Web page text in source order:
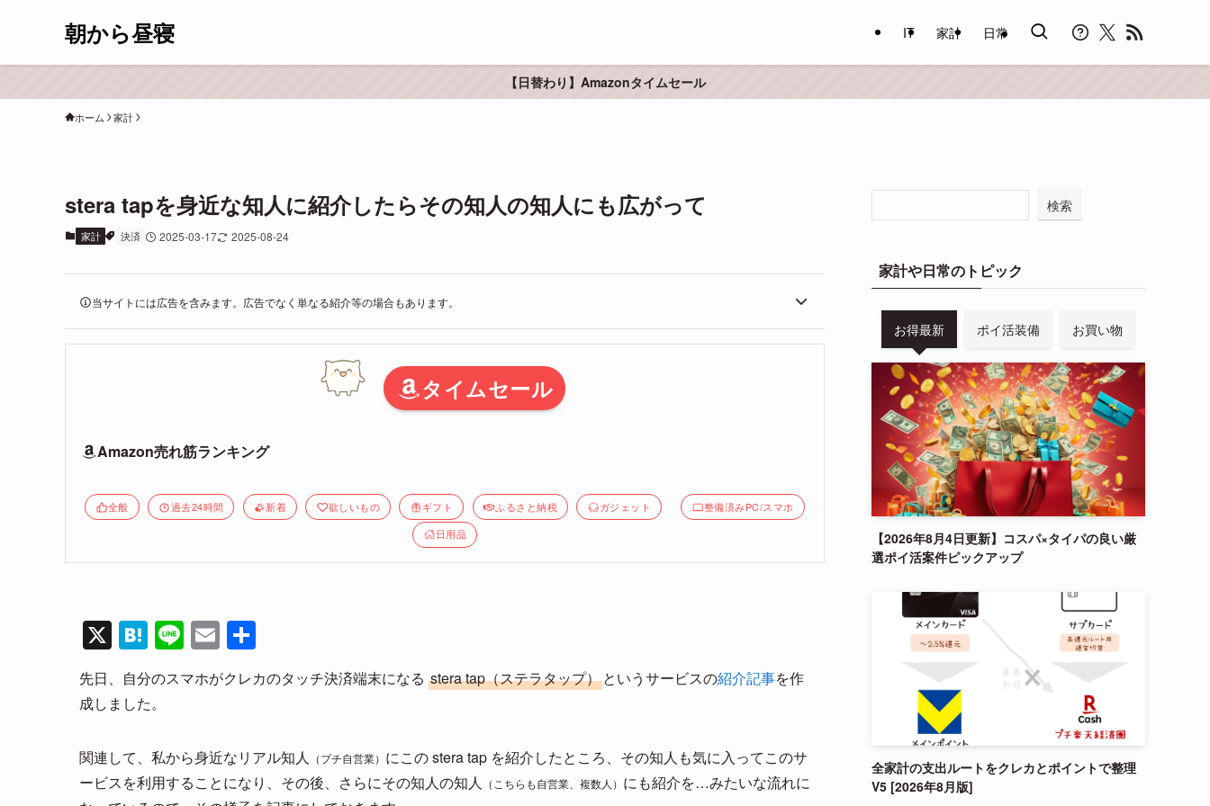
朝から昼寝 IT 家計 日常
【日替わり】Amazonタイムセール
ホーム 家計
stera tapを身近な知人に紹介したらその知人の知人にも広がって
家計 決済 2025-03-17 2025-08-24
当サイトには広告を含みます。広告でなく単なる紹介等の場合もあります。
タイムセール
Amazon売れ筋ランキング
全般 過去24時間 新着 欲しいもの ギフト ふるさと納税 ガジェット 整備済みPC/スマホ
日用品
X H
at
e
n
a
Li
n
e
E
m
ail
有
先日、自分のスマホがクレカのタッチ決済端末になる stera tap（ステラタップ）というサービスの紹介記事を作
成しました。
関連して、私から身近なリアル知人 （プチ自営業） にこの stera tap を紹介したところ、その知人も気に入ってこのサ
ービスを利用することになり、その後、さらにその知人の知人 （こちらも自営業、複数人） にも紹介を…みたいな流れに
検索
家計や日常のトピック
お得最新 ポイ活装備 お買い物
【2026年8月4日更新】コスパ×タイパの良い厳
選ポイ活案件ピックアップ
全家計の支出ルートをクレカとポイントで整理
V5 [2026年8月版]